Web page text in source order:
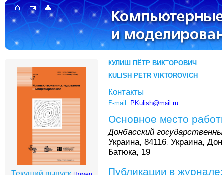
КУЛИШ ПЁТР ВИКТОРОВИЧ
KULISH PETR VIKTOROVICH
Контакты
E-mail: PKulish@mail.ru
Основное место
Донбасский
Украина, 84116, Украина,
Батюка, 19
Публикации в